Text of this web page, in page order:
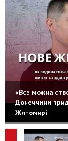
«Все можна
Донеччини
Житомирі